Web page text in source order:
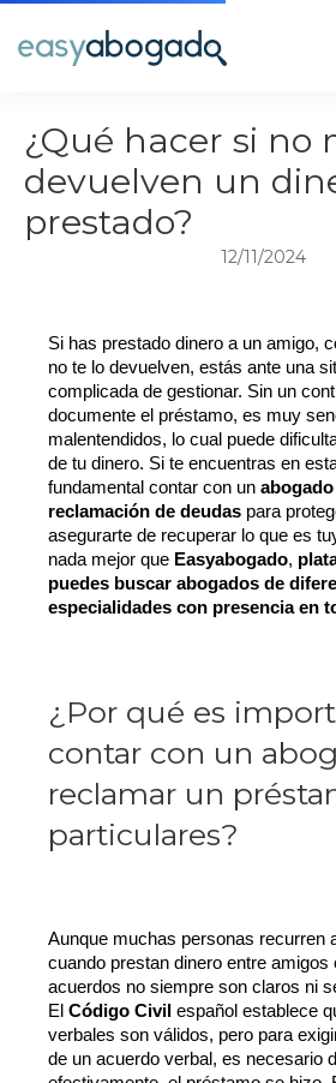
¿Qué hacer si no
devuelven un
prestado?
12/11/2024
Si has prestado dinero a un amigo,
no te lo devuelven, estás ante una
complicada de gestionar. Sin un
documente el préstamo, es muy
malentendidos, lo cual puede
de tu dinero. Si te encuentras en
fundamental contar con un
reclamación de deudas para
asegurarte de recuperar lo que es
nada mejor que Easyabogado,
puedes buscar abogados de
especialidades con presencia en
¿Por qué es
contar con un
reclamar un
particulares?
Aunque muchas personas recurren
cuando prestan dinero entre amigos
acuerdos no siempre son claros ni
El Código Civil español establece
verbales son válidos, pero para
de un acuerdo verbal, es necesario